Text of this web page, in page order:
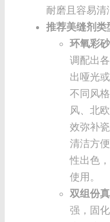
耐磨且容易清
推荐美缝剂类
环氧彩
调配出
出哑光
不同风
风、北
效弥补
清洁方
性出色
使用。
双组份
强，固